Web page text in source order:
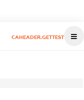
CAHEADER.GETTEST